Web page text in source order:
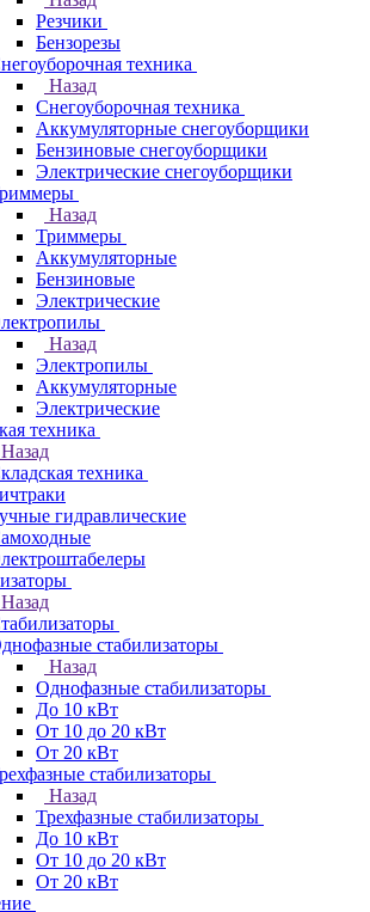
Резчики
Бензорезы
техника
Назад
Снегоуборочная техника
Аккумуляторные снегоуборщики
Бензиновые снегоуборщики
Электрические снегоуборщики
Назад
Триммеры
Аккумуляторные
Бензиновые
Электрические
Назад
Электропилы
Аккумуляторные
Электрические
техника
Назад
техника
гидравлические
Назад
стабилизаторы
Назад
Однофазные стабилизаторы
До 10 кВт
От 10 до 20 кВт
От 20 кВт
стабилизаторы
Назад
Трехфазные стабилизаторы
До 10 кВт
От 10 до 20 кВт
От 20 кВт